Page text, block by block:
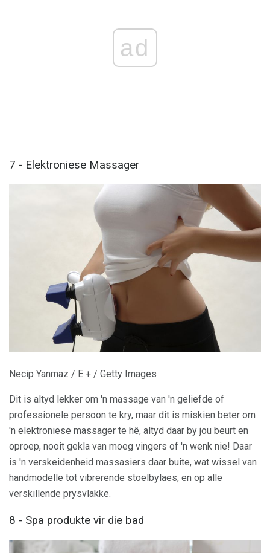
ad
7 - Elektroniese Massager
Necip Yanmaz / E + / Getty Images
Dit is altyd lekker om 'n massage van 'n geliefde of
professionele persoon te kry, maar dit is miskien beter om
'n elektroniese massager te hê, altyd daar by jou beurt en
oproep, nooit gekla van moeg vingers of 'n wenk nie! Daar
is 'n verskeidenheid massasiers daar buite, wat wissel van
handmodelle tot vibrerende stoelbylaes, en op alle
verskillende prysvlakke.
8 - Spa produkte vir die bad